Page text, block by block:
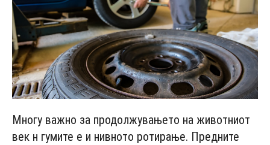
Многу важно за продолжувањето на животниот
век н гумите е и нивното ротирање. Предните